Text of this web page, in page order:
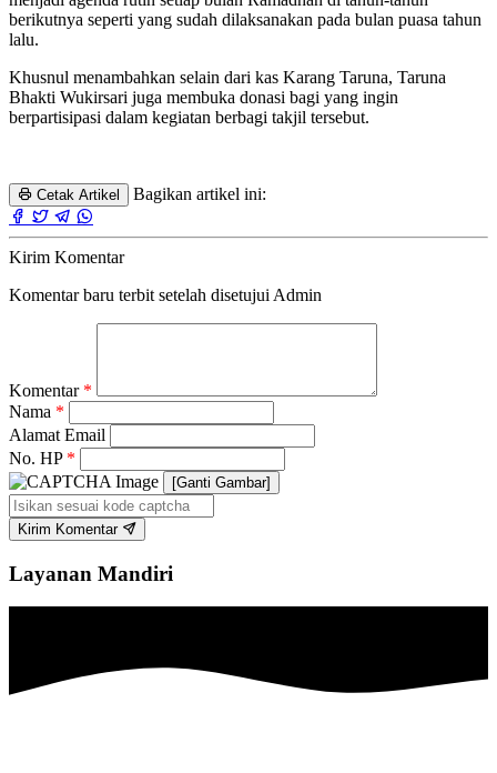
berikutnya seperti yang sudah dilaksanakan pada bulan puasa tahun
lalu.
Khusnul menambahkan selain dari kas Karang Taruna, Taruna
Bhakti Wukirsari juga membuka donasi bagi yang ingin
berpartisipasi dalam kegiatan berbagi takjil tersebut.
Cetak Artikel Bagikan artikel ini:
Kirim Komentar
Komentar baru terbit setelah disetujui Admin
Komentar *
Nama *
Alamat Email
No. HP *
[Ganti Gambar]
Kirim Komentar
Layanan Mandiri